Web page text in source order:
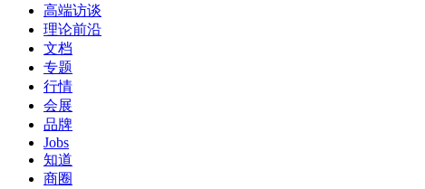
高端访谈
理论前沿
文档
专题
行情
会展
品牌
Jobs
知道
商圈